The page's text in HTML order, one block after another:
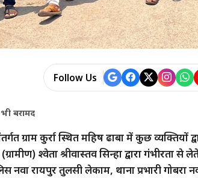
Follow Us
बरामद
ग्राम कुर्रा स्थित महिष ढाबा में कुछ
श्वेता श्रीवास्तव सिन्हा द्वारा गंभीरता
रायपुर तुलसी लेकाम, थाना प्रभारी गोबरा